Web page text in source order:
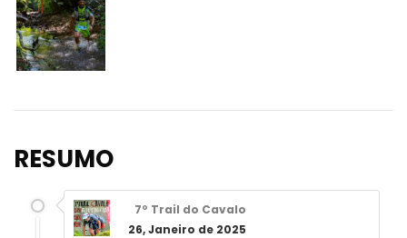
RESUMO
7º Trail do Cavalo
26, Janeiro de 2025